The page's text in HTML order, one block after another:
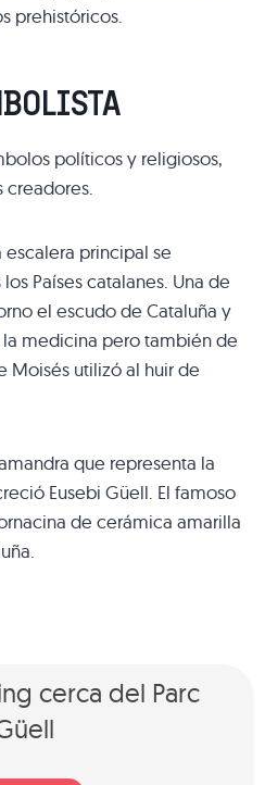
prehistóricos.
políticos y religiosos,
creadores.
escalera principal se
Países catalanes. Una de
el escudo de Cataluña y
medicina pero también de
Moisés utilizó al huir de
que representa la
Eusebi Güell. El famoso
de cerámica amarilla
cerca del Parc